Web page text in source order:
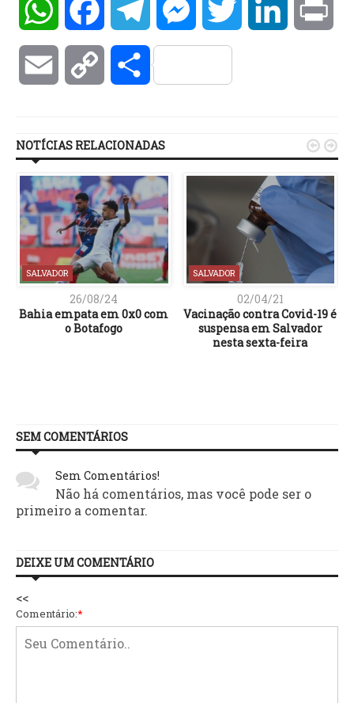
WhatsAppFacebookTelegramMessengerTwitter LinkedIn
Email Copy Compartilhar
NOTÍCIAS RELACIONADAS
SALVADOR
26/08/24
Bahia empata em 0x0 com
o Botafogo
SALVADOR
02/04/21
Vacinação contra Covid-19 é
suspensa em Salvador
nesta sexta-feira
 
SEM COMENTÁRIOS
Sem Comentários!
Não há comentários, mas você pode ser o
primeiro a comentar.
DEIXE UM COMENTÁRIO
<<
Comentário:*